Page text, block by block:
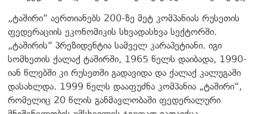
„ტაშირი“ აერთიანებს 200-ზე მეტ კომპანიას რუსეთის
ფედერაციის ეკონომიკის სხვადასხვა სექტორში.
„ტაშირის“ პრეზიდენტია სამველ კარაპეტიანი. იგი
სომხეთის ქალაქ ტაშირში, 1965 წელს დაიბადა, 1990-
იან წლებში კი რუსეთში გადავიდა და ქალაქ კალუგაში
დასახლდა. 1999 წელს დააფუძნა კომპანია „ტაშირი“,
რომელიც 20 წლის განმავლობაში ფედერალური